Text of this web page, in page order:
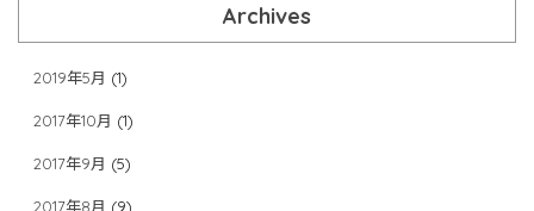
Archives
2019年5月 (1)
2017年10月 (1)
2017年9月 (5)
2017年8月 (9)